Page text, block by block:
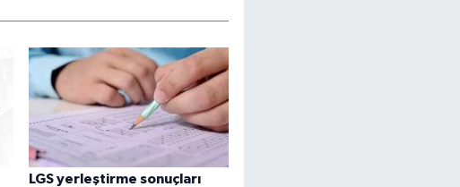
LGS yerleştirme sonuçları